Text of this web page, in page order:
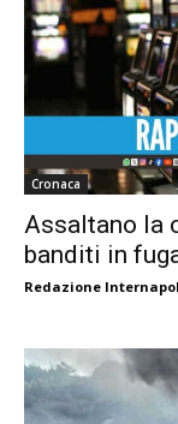
Cronaca
Assaltano la
banditi in
Redazione